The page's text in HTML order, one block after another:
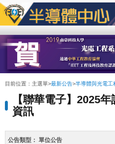
:::
目前位置： 主選單>最新公告>半導體與光電工
【聯華電子】2025
資訊
公告類型： 單位公告